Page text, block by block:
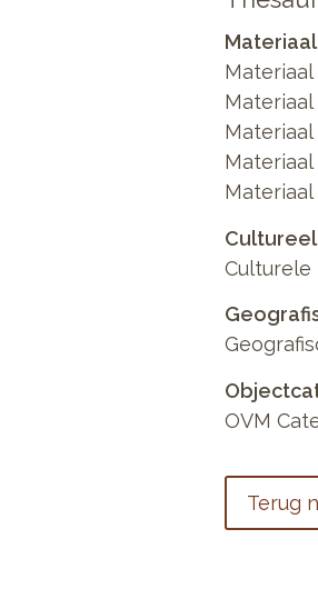
Materiaal
Materiaal
Materiaal
Materiaal
Materiaal
Cultureel
Culturele
OVM
Terug